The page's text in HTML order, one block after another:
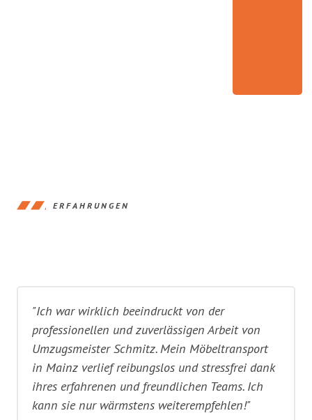
ERFAHRUNGEN
"Ich war wirklich beeindruckt von der
professionellen und zuverlässigen Arbeit von
Umzugsmeister Schmitz. Mein Möbeltransport
in Mainz verlief reibungslos und stressfrei dank
ihres erfahrenen und freundlichen Teams. Ich
kann sie nur wärmstens weiterempfehlen!"